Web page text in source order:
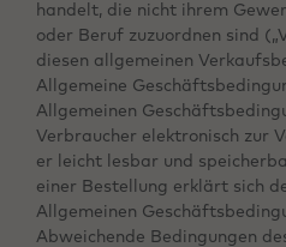
handelt, die nicht ihrem
oder Beruf zuzuordnen sind
diesen allgemeinen
Allgemeine
Allgemeinen
Verbraucher elektronisch zur
er leicht lesbar und
einer Bestellung erklärt sich
Allgemeinen
Abweichende Bedingungen